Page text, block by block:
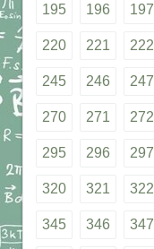
195 196 197
220 221 222
245 246 247
270 271 272
295 296 297
320 321 322
345 346 347